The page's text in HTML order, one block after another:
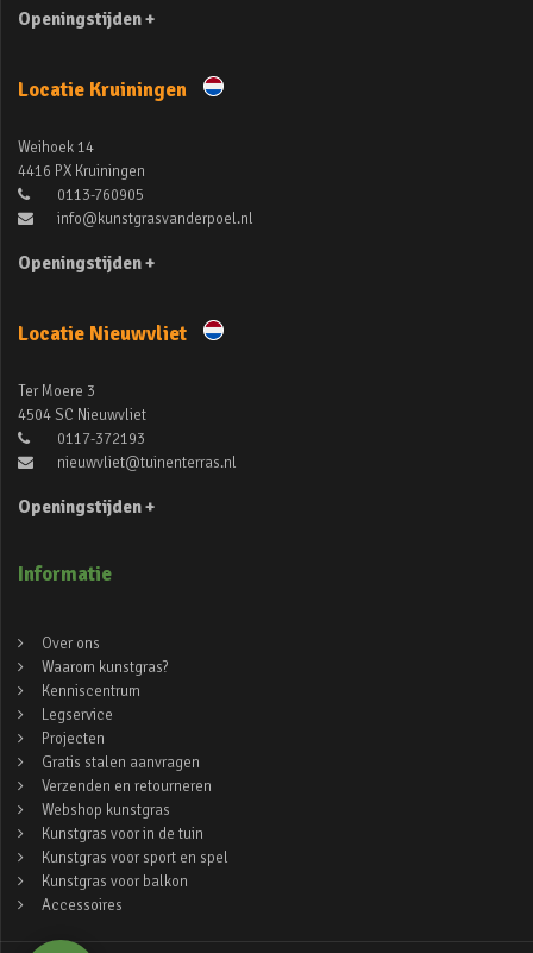
Openingstijden +
Locatie Kruiningen
Weihoek 14
4416 PX Kruiningen
0113-760905
info@kunstgrasvanderpoel.nl
Openingstijden +
Locatie Nieuwvliet
Ter Moere 3
4504 SC Nieuwvliet
0117-372193
nieuwvliet@tuinenterras.nl
Openingstijden +
Informatie
Over ons
Waarom kunstgras?
Kenniscentrum
Legservice
Projecten
Gratis stalen aanvragen
Verzenden en retourneren
Webshop kunstgras
Kunstgras voor in de tuin
Kunstgras voor sport en spel
Kunstgras voor balkon
Accessoires